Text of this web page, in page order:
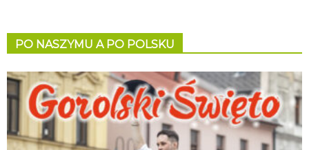
PO NASZYMU A PO POLSKU